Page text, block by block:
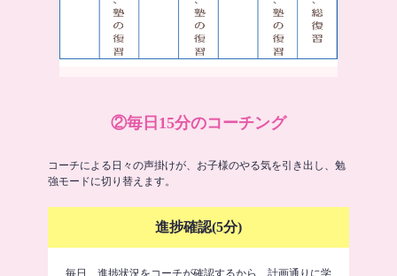
②毎日15分のコーチング
コーチによる日々の声掛けが、お子様のやる気を引き出し、勉
強モードに切り替えます。
進捗確認(5分)
毎日、進捗状況をコーチが確認するから、計画通りに学